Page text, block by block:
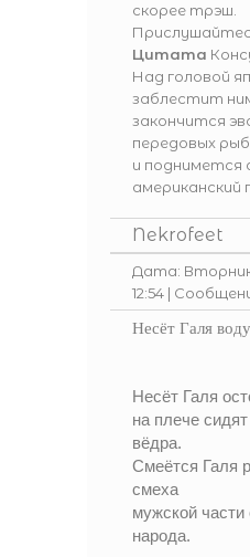
скорее трэш.
Цитата
Над головой
заблестит
закончится
передовых рыб
и поднимется
американский
Nekrofeet
Дата:
12:54 |
Несёт Галя воду
Несёт Галя
на плече
вёдра.
Смеётся Галя
смеха
мужской
народа.